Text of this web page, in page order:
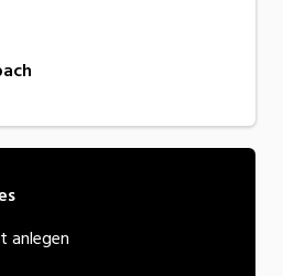
anlegen